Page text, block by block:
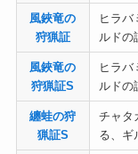
風鋏竜の
狩猟証
ヒラバ
ルドの
風鋏竜の
狩猟証S
ヒラバ
ルドの
纏蛙の狩
猟証S
チャタ
る、ギ